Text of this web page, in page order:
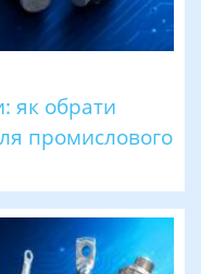
як обрати
промислового